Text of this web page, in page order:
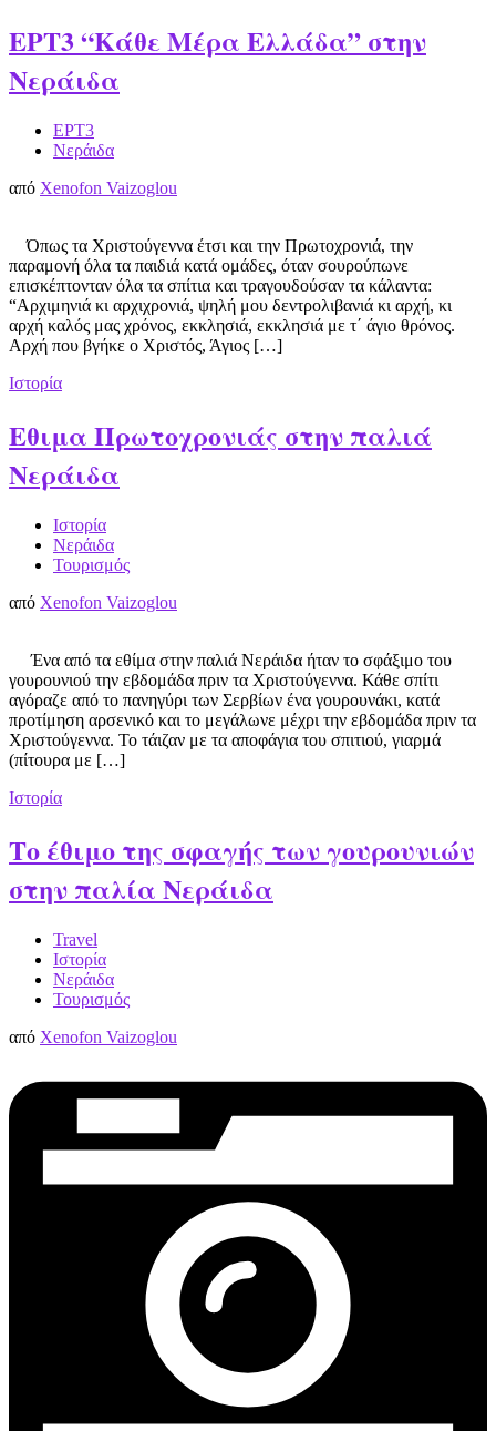
ΕΡΤ3 “Κάθε Mέρα Ελλάδα” στην
Νεράιδα
ΕΡΤ3
Νεράιδα
από Xenofon Vaizoglou
Όπως τα Χριστούγεννα έτσι και την Πρωτοχρονιά, την
παραμονή όλα τα παιδιά κατά ομάδες, όταν σουρούπωνε
επισκέπτονταν όλα τα σπίτια και τραγουδούσαν τα κάλαντα:
“Αρχιμηνιά κι αρχιχρονιά, ψηλή μου δεντρολιβανιά κι αρχή, κι
αρχή καλός μας χρόνος, εκκλησιά, εκκλησιά με τ΄ άγιο θρόνος.
Αρχή που βγήκε ο Χριστός, Άγιος […]
Ιστορία
Εθιμα Πρωτοχρονιάς στην παλιά
Νεράιδα
Ιστορία
Νεράιδα
Τουρισμός
από Xenofon Vaizoglou
Ένα από τα εθίμα στην παλιά Νεράιδα ήταν το σφάξιμο του
γουρουνιού την εβδομάδα πριν τα Χριστούγεννα. Κάθε σπίτι
αγόραζε από το πανηγύρι των Σερβίων ένα γουρουνάκι, κατά
προτίμηση αρσενικό και το μεγάλωνε μέχρι την εβδομάδα πριν τα
Χριστούγεννα. Το τάιζαν με τα αποφάγια του σπιτιού, γιαρμά
(πίτουρα με […]
Ιστορία
Το έθιμο της σφαγής των γουρουνιών
στην παλία Νεράιδα
Travel
Ιστορία
Νεράιδα
Τουρισμός
από Xenofon Vaizoglou